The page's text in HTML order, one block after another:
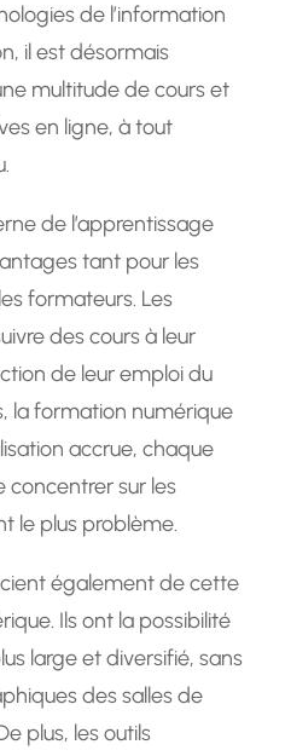
de l’information
il est désormais
multitude de cours et
en ligne, à tout
de l’apprentissage
tant pour les
formateurs. Les
des cours à leur
de leur emploi du
la formation numérique
accrue, chaque
sur les
le plus problème.
également de cette
Ils ont la possibilité
large et diversifié, sans
des salles de
plus, les outils